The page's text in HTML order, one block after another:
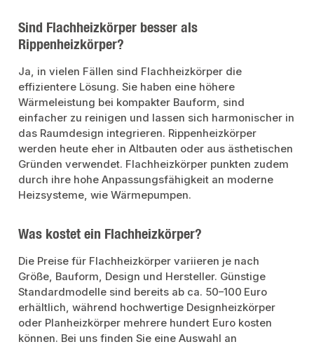
Sind Flachheizkörper besser als
Rippenheizkörper?
Ja, in vielen Fällen sind Flachheizkörper die
effizientere Lösung. Sie haben eine höhere
Wärmeleistung bei kompakter Bauform, sind
einfacher zu reinigen und lassen sich harmonischer in
das Raumdesign integrieren. Rippenheizkörper
werden heute eher in Altbauten oder aus ästhetischen
Gründen verwendet. Flachheizkörper punkten zudem
durch ihre hohe Anpassungsfähigkeit an moderne
Heizsysteme, wie Wärmepumpen.
Was kostet ein Flachheizkörper?
Die Preise für Flachheizkörper variieren je nach
Größe, Bauform, Design und Hersteller. Günstige
Standardmodelle sind bereits ab ca. 50–100 Euro
erhältlich, während hochwertige Designheizkörper
oder Planheizkörper mehrere hundert Euro kosten
können. Bei uns finden Sie eine Auswahl an